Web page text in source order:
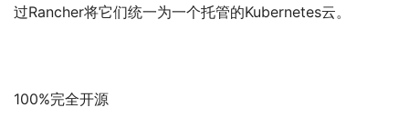
过Rancher将它们统一为一个托管的Kubernetes云。
100%完全开源